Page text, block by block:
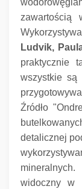
Ludvik,
praktycznie
wszystkie są
Źródło
detalicznej
mineralnych.
widoczny w